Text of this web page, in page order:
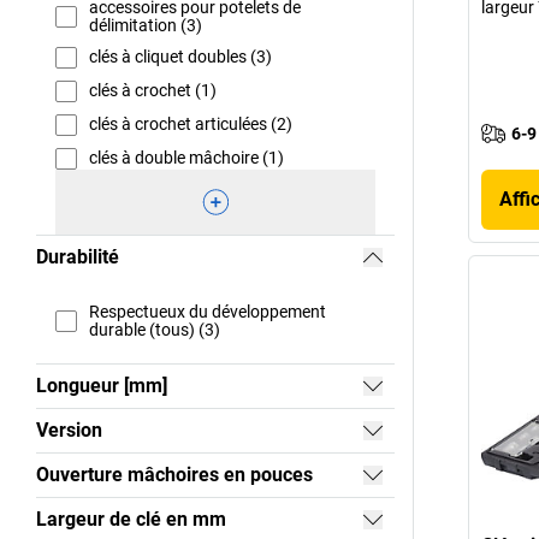
accessoires pour potelets de
délimitation (3)
clés à cliquet doubles (3)
clés à crochet (1)
clés à crochet articulées (2)
clés à double mâchoire (1)
Durabilité
Respectueux du développement
durable (tous) (3)
Longueur [mm]
Version
Ouverture mâchoires en pouces
Largeur de clé en mm
6-